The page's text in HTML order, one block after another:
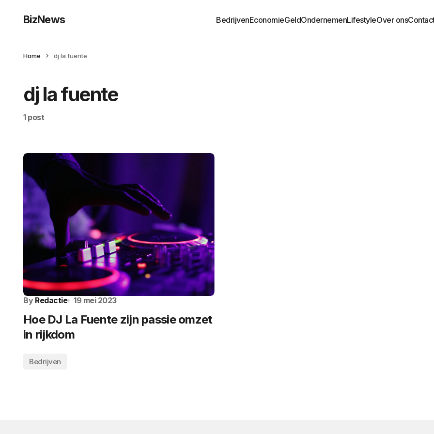
BizNews BedrijvenEconomieGeldOndernemenLifestyleOver ons
Home dj la fuente
dj la fuente
1 post
By Redactie 19 mei 2023
Hoe DJ La Fuente zijn passie omzet
in rijkdom
Bedrijven